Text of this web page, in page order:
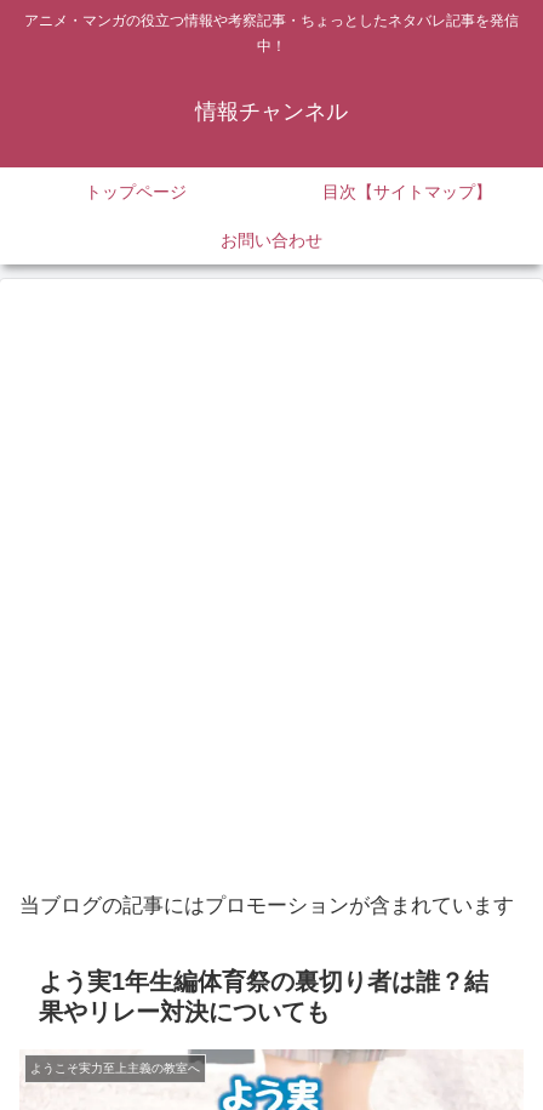
アニメ・マンガの役立つ情報や考察記事・ちょっとしたネタバレ記事を発信
中！
情報チャンネル
トップページ 目次【サイトマップ】
お問い合わせ
当ブログの記事にはプロモーションが含まれています
よう実1年生編体育祭の裏切り者は誰？結
果やリレー対決についても
ようこそ実力至上主義の教室へ